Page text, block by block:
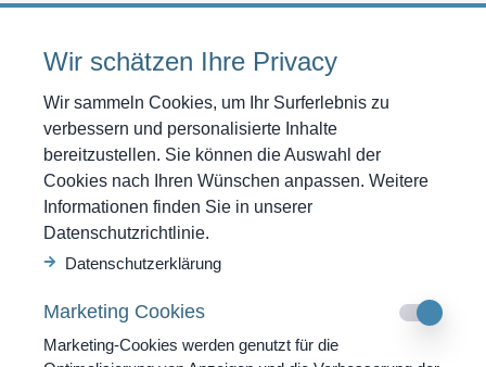
Wir schätzen Ihre Privacy
Wir sammeln Cookies, um Ihr Surferlebnis zu
verbessern und personalisierte Inhalte
bereitzustellen. Sie können die Auswahl der
Cookies nach Ihren Wünschen anpassen. Weitere
Informationen finden Sie in unserer
Datenschutzrichtlinie.
Datenschutzerklärung
Marketing Cookies
Marketing-Cookies werden genutzt für die
Diagnostik
Therapien
Programme
Referenzen
News
Anfrage
Bilder Galerie
Offene Stellen
Anfahrt
Shop
Gutscheine kaufen
Kontakt
So erreichen Sie uns
Strada Cantonale 53
CH-6540 Castaneda GR